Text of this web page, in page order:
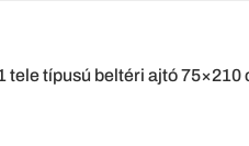
tele típusú beltéri ajtó